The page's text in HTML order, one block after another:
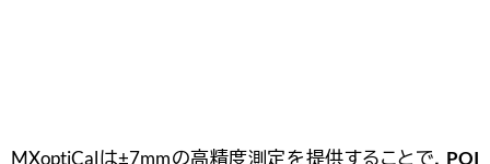
を動的な3D空間で精密に可視化します．この機能により